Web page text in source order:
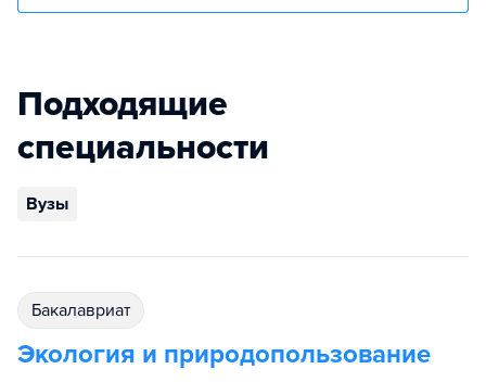
Подходящие
специальности
Вузы
бакалавриат
Экология и природопользование